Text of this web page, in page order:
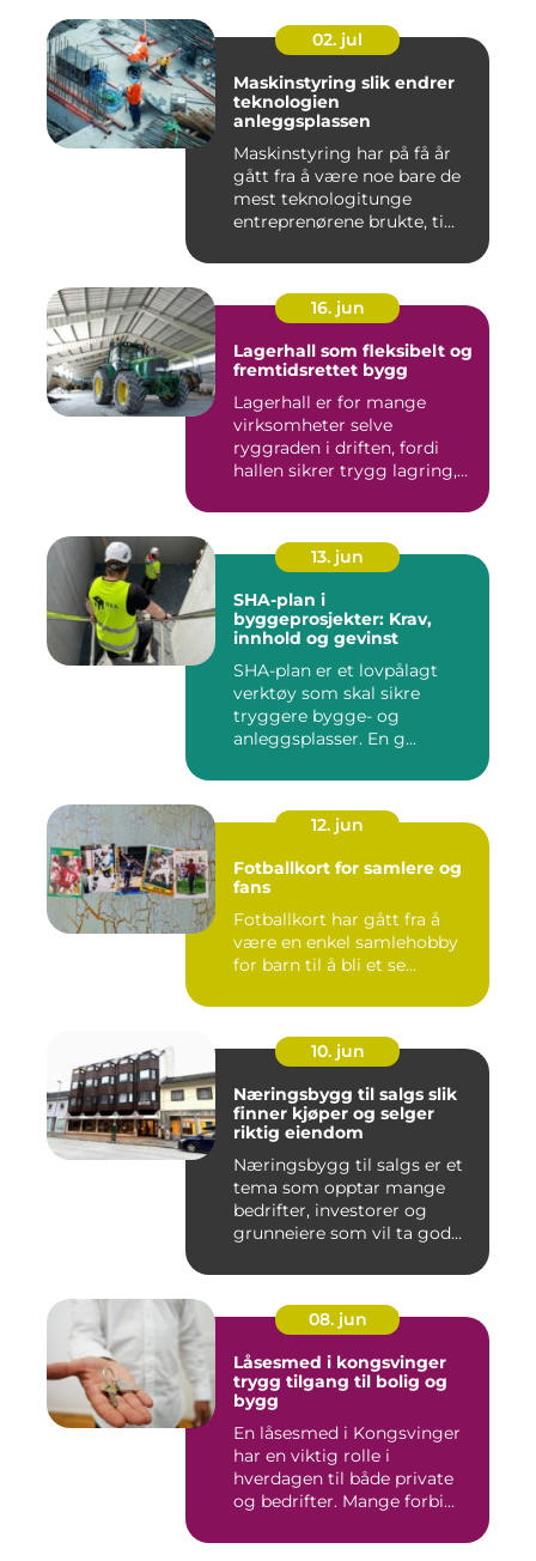
02. jul
Maskinstyring slik endrer
teknologien
anleggsplassen
Maskinstyring har på få år
gått fra å være noe bare de
mest teknologitunge
entreprenørene brukte, ti...
16. jun
Lagerhall som fleksibelt og
fremtidsrettet bygg
Lagerhall er for mange
virksomheter selve
ryggraden i driften, fordi
hallen sikrer trygg lagring,
13. jun
SHA-plan i
byggeprosjekter: Krav,
innhold og gevinst
SHA-plan er et lovpålagt
verktøy som skal sikre
tryggere bygge- og
anleggsplasser. En g...
12. jun
Fotballkort for samlere og
fans
Fotballkort har gått fra å
være en enkel samlehobby
for barn til å bli et se...
10. jun
Næringsbygg til salgs slik
finner kjøper og selger
riktig eiendom
Næringsbygg til salgs er et
tema som opptar mange
bedrifter, investorer og
grunneiere som vil ta god...
08. jun
Låsesmed i kongsvinger
trygg tilgang til bolig og
bygg
En låsesmed i Kongsvinger
har en viktig rolle i
hverdagen til både private
og bedrifter. Mange forbi...